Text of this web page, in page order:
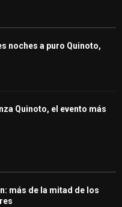
noches a puro Quinoto,
Quinoto, el evento más
más de la mitad de los